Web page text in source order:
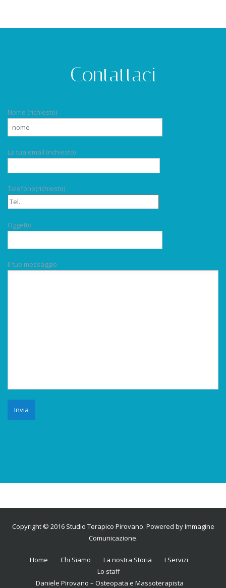
Contattaci
Nome (richiesto)
La tua email (richiesto)
Telefono(richiesto)
Oggetto
Il tuo messaggio
Copyright © 2016 Studio Terapico Pirovano. Powered byImmagine
Comunicazione.
Home Chi Siamo La nostra Storia
I Servizi
Lo staff
Daniele Pirovano – Osteopata e Massoterapista